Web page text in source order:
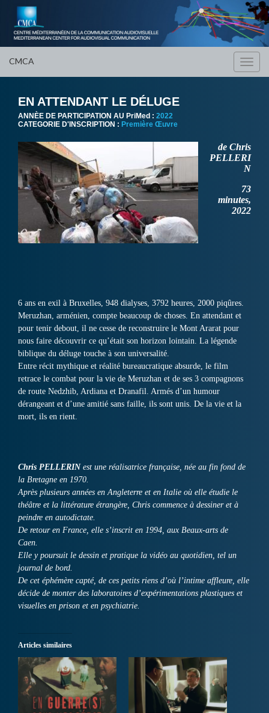
CMCA
EN ATTENDANT LE DÉLUGE
ANNÈE DE PARTICIPATION AU PriMed : 2022
CATEGORIE D'INSCRIPTION : Première Œuvre
de Chris
PELLERI
N
73
minutes,
2022
6 ans en exil à Bruxelles, 948 dialyses, 3792 heures, 2000 piqûres.
Meruzhan, arménien, compte beaucoup de choses. En attendant et
pour tenir debout, il ne cesse de reconstruire le Mont Ararat pour
nous faire découvrir ce qu’était son horizon lointain. La légende
biblique du déluge touche à son universalité.
Entre récit mythique et réalité bureaucratique absurde, le film
retrace le combat pour la vie de Meruzhan et de ses 3 compagnons
de route Nedzhib, Ardiana et Dranafil. Armés d’un humour
dérangeant et d’une amitié sans faille, ils sont unis. De la vie et la
mort, ils en rient.
Chris PELLERINest une réalisatrice française, née au fin fond de
la Bretagne en 1970.
Après plusieurs années en Angleterre et en Italie où elle étudie le
théâtre et la littérature étrangère, Chris commence à dessiner et à
peindre en autodictate.
De retour en France, elle s’inscrit en 1994, aux Beaux-arts de
Caen.
Elle y poursuit le dessin et pratique la vidéo au quotidien, tel un
journal de bord.
De cet éphémère capté, de ces petits riens d’où l’intime affleure, elle
décide de monter des laboratoires d’expérimentations plastiques et
visuelles en prison et en psychiatrie.
Articles similaires